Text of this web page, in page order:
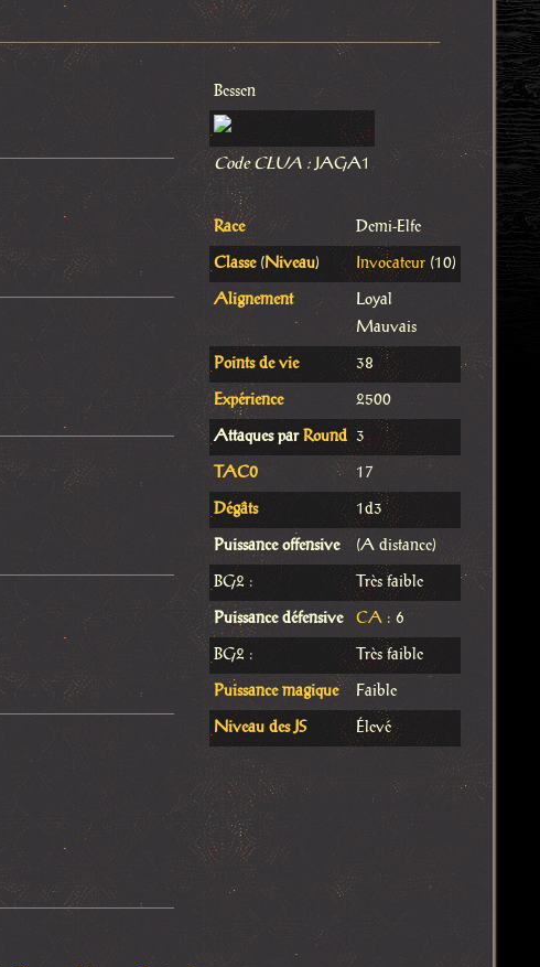
Bessen
Code CLUA : JAGA1
Race Demi-Elfe
Classe(Niveau) Invocateur (10)
Alignement
Loyal
Mauvais
Points de vie 38
Expérience 2500
Attaques par Round 3
TAC0 17
Dégâts 1d3
Puissance offensive (A distance)
BG2 : Très faible
Puissance défensive CA : 6
BG2 : Très faible
Puissance magique Faible
Niveau des JS Élevé